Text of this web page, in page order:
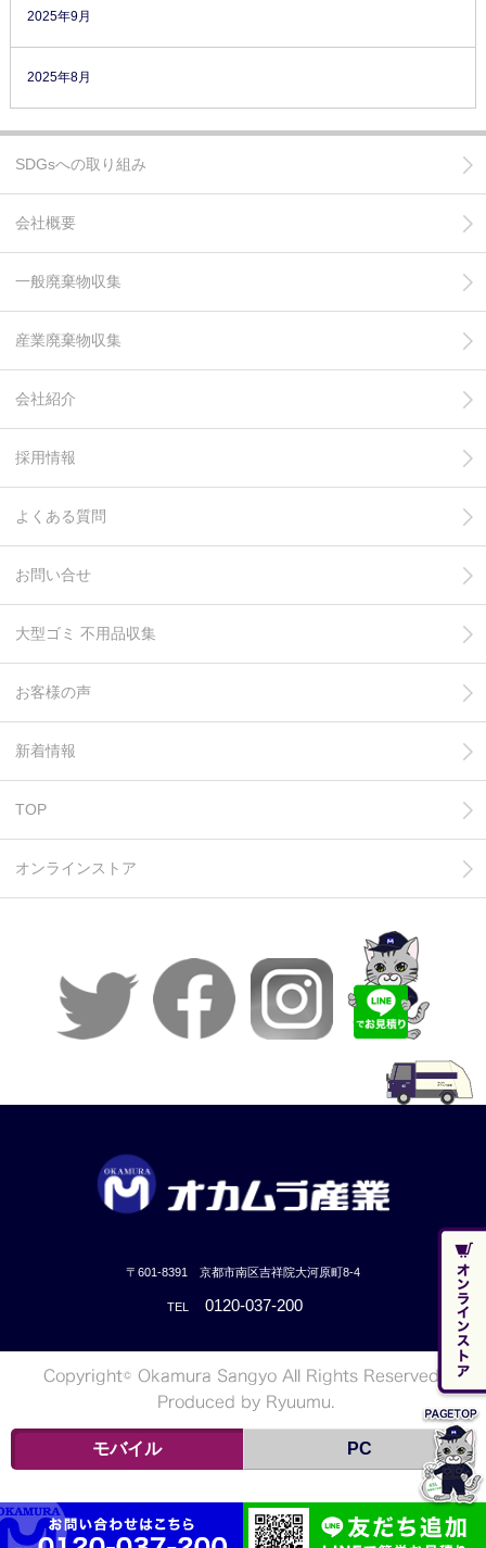
2025年9月
2025年8月
SDGsへの取り組み
会社概要
一般廃棄物収集
産業廃棄物収集
会社紹介
採用情報
よくある質問
お問い合せ
大型ゴミ 不用品収集
お客様の声
新着情報
TOP
オンラインストア
〒601-8391 京都市南区吉祥院大河原町8-4
TEL 0120-037-200
モバイル PC